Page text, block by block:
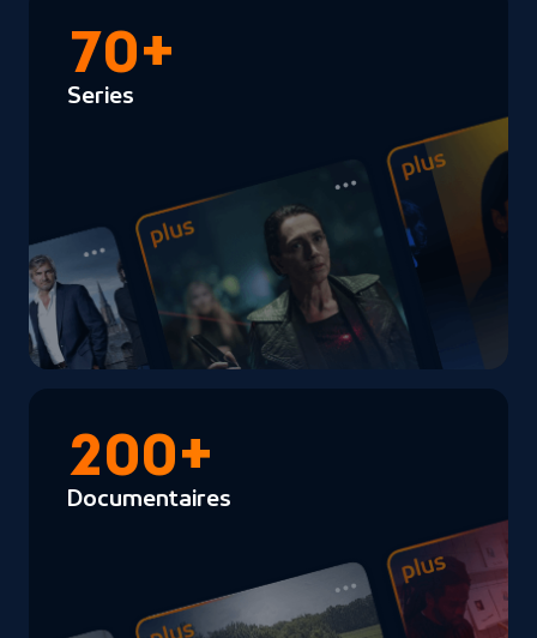
70+
Series
200+
Documentaires